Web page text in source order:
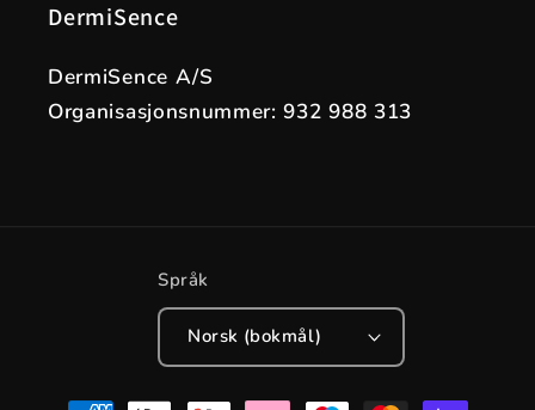
DermiSence
DermiSence A/S
Organisasjonsnummer: 932 988 313
Språk
Norsk (bokmål)
Betalingsmåter